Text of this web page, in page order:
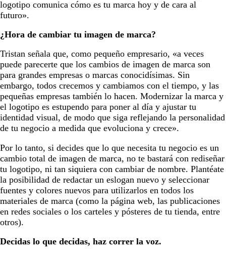
logotipo comunica cómo es tu marca hoy y de cara al
futuro».
¿Hora de cambiar tu imagen de marca?
Tristan señala que, como pequeño empresario, «a veces
puede parecerte que los cambios de imagen de marca son
para grandes empresas o marcas conocidísimas. Sin
embargo, todos crecemos y cambiamos con el tiempo, y las
pequeñas empresas también lo hacen. Modernizar la marca y
el logotipo es estupendo para poner al día y ajustar tu
identidad visual, de modo que siga reflejando la personalidad
de tu negocio a medida que evoluciona y crece».
Por lo tanto, si decides que lo que necesita tu negocio es un
cambio total de imagen de marca, no te bastará con rediseñar
tu logotipo, ni tan siquiera con cambiar de nombre. Plantéate
la posibilidad de redactar un eslogan nuevo y seleccionar
fuentes y colores nuevos para utilizarlos en todos los
materiales de marca (como la página web, las publicaciones
en redes sociales o los carteles y pósteres de tu tienda, entre
otros).
Decidas lo que decidas, haz correr la voz.